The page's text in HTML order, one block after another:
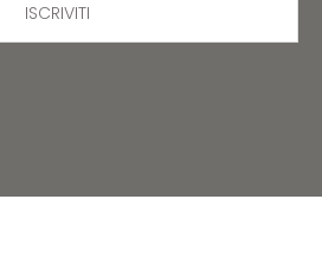
ISCRIVITI